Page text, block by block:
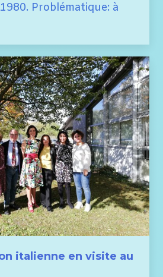
Problématique: à
italienne en visite au